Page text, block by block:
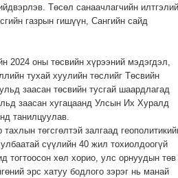
Төсөл санаачлагчийн
газрын гишүүн, Сангийн сайд
2024 оны төсвийн хүрээний мэдэгдэл,
тухай хуулийн төслийг Төсвийн
заасан төсвийн тусгай шаардлагад
заасан хугацаанд Улсын Их Хуралд
танилцуулав.
төгсгөлтэй залгаад
сүүлийн 40 жил тохиолдоогүй
тогтоосон хөл хорио, улс орнуудын төв
эрс хатуу бодлого зэрэг нь манай